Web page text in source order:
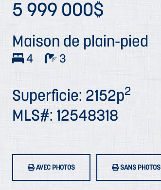
5 999 000$
Maison de plain-pied
4 3
Superficie: 2152p2
MLS#: 12548318
AVEC PHOTOS SANS PHOTOS